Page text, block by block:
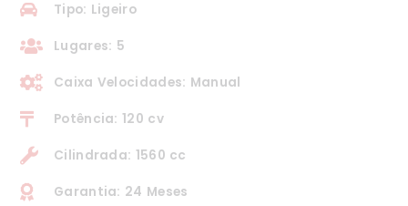
Tipo: Ligeiro
Lugares: 5
Caixa Velocidades: Manual
Potência: 120 cv
Cilindrada: 1560 cc
Garantia: 24 Meses